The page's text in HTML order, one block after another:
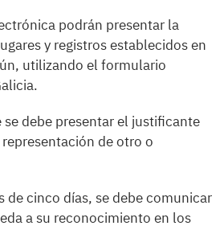
podrán presentar la
y registros establecidos en
utilizando el formulario
debe presentar el justificante
de otro o
de cinco días, se debe comunicar
a su reconocimiento en los